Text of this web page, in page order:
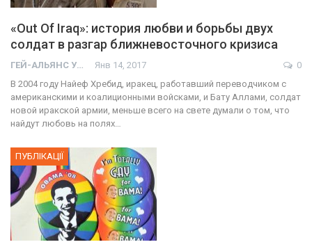
«Out Of Iraq»: история любви и борьбы двух
солдат в разгар ближневосточного кризиса
ГЕЙ-АЛЬЯНС УКРАИНА Янв 14, 2017
0
В 2004 году Найеф Хребид, иракец, работавший переводчиком с
американскими и коалиционными войсками, и Бату Аллами, солдат
новой иракской армии, меньше всего на свете думали о том, что
найдут любовь на полях…
ПУБЛІКАЦІЇ